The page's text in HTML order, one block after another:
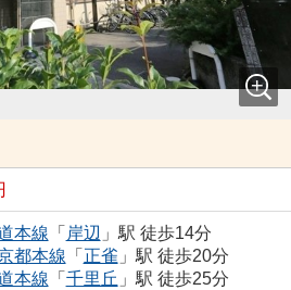
本線 「 岸辺 」駅 徒歩14分
都本線 「 正雀 」駅 徒歩20分
本線 「 千里丘 」駅 徒歩25分